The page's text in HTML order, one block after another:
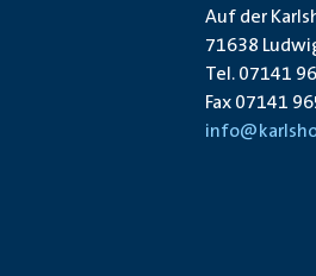
Auf der
71638
Tel. 07141
Fax 07141